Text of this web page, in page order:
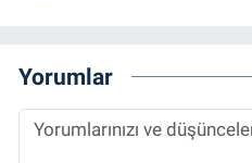
Yorumlar